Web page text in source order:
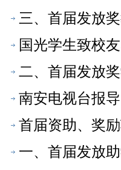
三、首届发放
国光学生致校
二、首届发放
南安电视台报
首届资助、奖
一、首届发放